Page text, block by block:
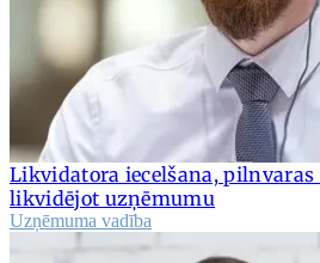
Likvidatora iecelšana,
likvidējot uzņēmumu
Uzņēmuma vadība